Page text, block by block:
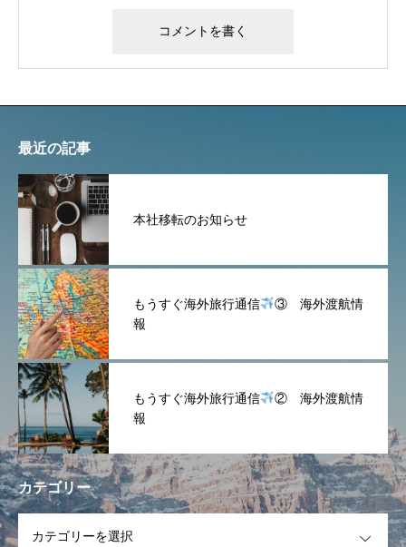
最近の記事
本社移転のお知らせ
もうすぐ海外旅行通信
③ 海外渡航情
報
もうすぐ海外旅行通信
② 海外渡航情
報
カテゴリー